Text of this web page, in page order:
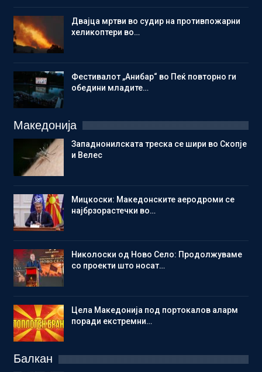
Двајца мртви во судир на противпожарни
хеликоптери во…
Фестивалот „Анибар“ во Пеќ повторно ги
обедини младите…
Македонија
Западнонилската треска се шири во Скопје
и Велес
Мицкоски: Македонските аеродроми се
најбрзорастечки во…
Николоски од Ново Село: Продолжуваме
со проекти што носат…
Цела Македонија под портокалов аларм
поради екстремни…
Балкан